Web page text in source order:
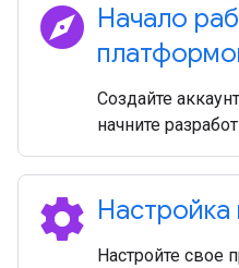
explore Начало
Создайте
начните
settings
Настройте свое